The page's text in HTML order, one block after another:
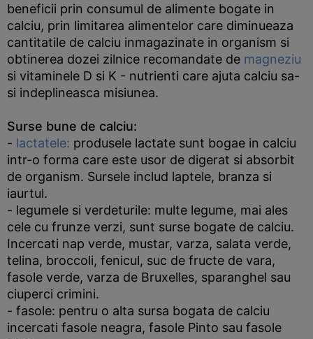
beneficii prin consumul de alimente bogate in
calciu, prin limitarea alimentelor care diminueaza
cantitatile de calciu inmagazinate in organism si
obtinerea dozei zilnice recomandate de magneziu
si vitaminele D si K - nutrienti care ajuta calciu sa-
si indeplineasca misiunea.
Surse bune de calciu:
- lactatele: produsele lactate sunt bogae in calciu
intr-o forma care este usor de digerat si absorbit
de organism. Sursele includ laptele, branza si
iaurtul.
- legumele si verdeturile: multe legume, mai ales
cele cu frunze verzi, sunt surse bogate de calciu.
Incercati nap verde, mustar, varza, salata verde,
telina, broccoli, fenicul, suc de fructe de vara,
fasole verde, varza de Bruxelles, sparanghel sau
ciuperci crimini.
- fasole: pentru o alta sursa bogata de calciu
incercati fasole neagra, fasole Pinto sau fasole